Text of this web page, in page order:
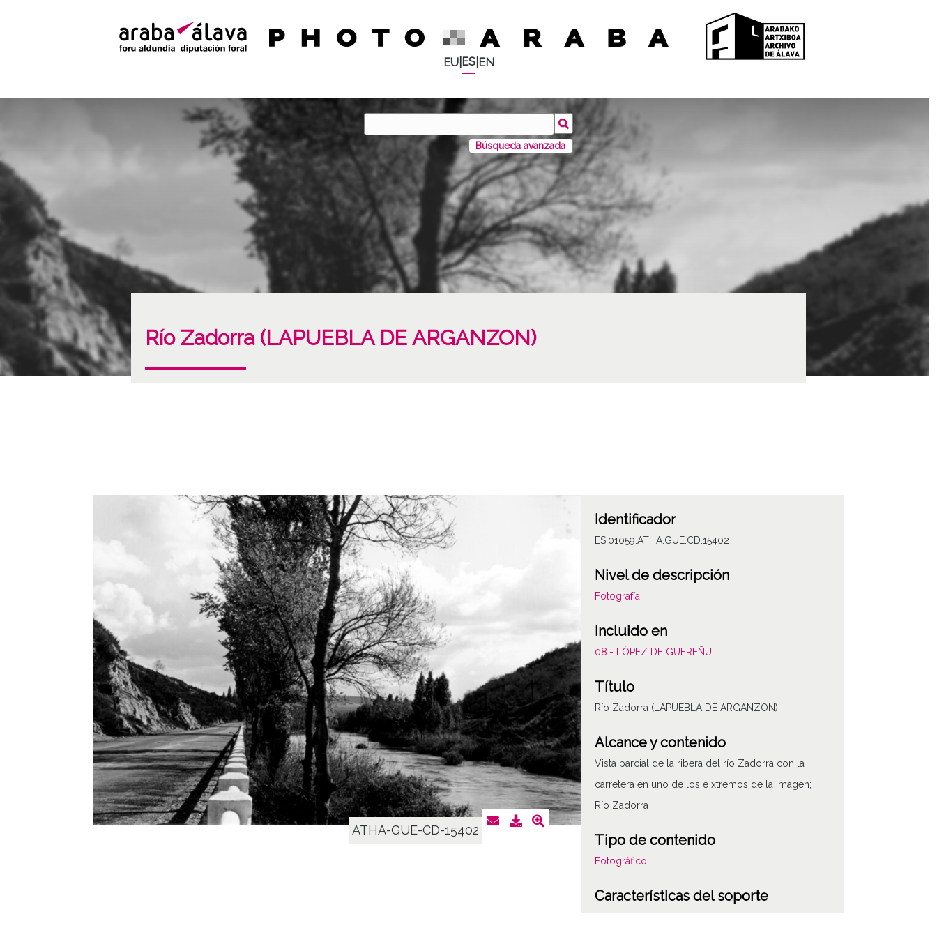
EU| ES| EN
Búsqueda avanzada
Río Zadorra (LAPUEBLA DE ARGANZON)
ATHA-GUE-CD-15402
Identificador
ES.01059.ATHA.GUE.CD.15402
Nivel de descripción
Fotografía
Incluido en
08.- LÓPEZ DE GUEREÑU
Título
Río Zadorra (LAPUEBLA DE ARGANZON)
Alcance y contenido
Vista parcial de la ribera del río Zadorra con la
carretera en uno de los e xtremos de la imagen;
Río Zadorra
Tipo de contenido
Fotográfico
Características del soporte
Tipo de imagen: Positivos Imagen Final: Plata;